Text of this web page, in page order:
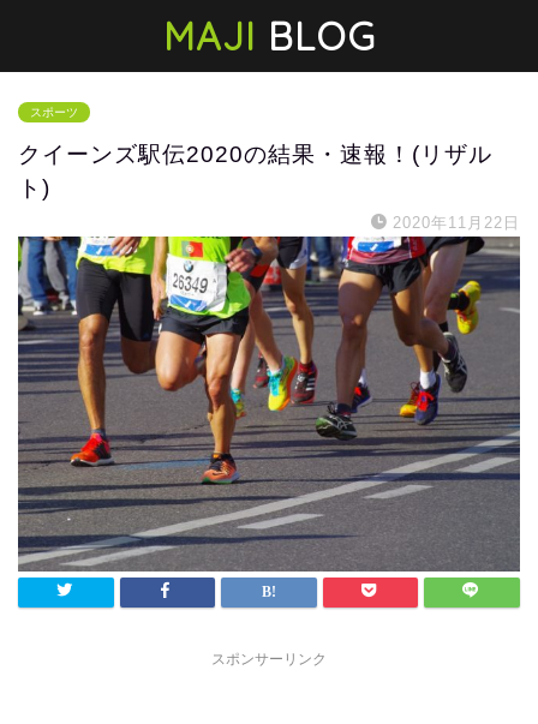
MAJI BLOG
スポーツ
クイーンズ駅伝2020の結果・速報！(リザル
ト)
2020年11月22日
スポンサーリンク